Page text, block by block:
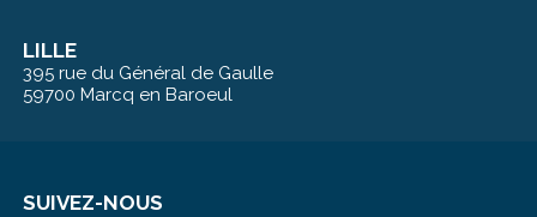
LILLE
395 rue du Général de Gaulle
59700 Marcq en Baroeul
SUIVEZ-NOUS